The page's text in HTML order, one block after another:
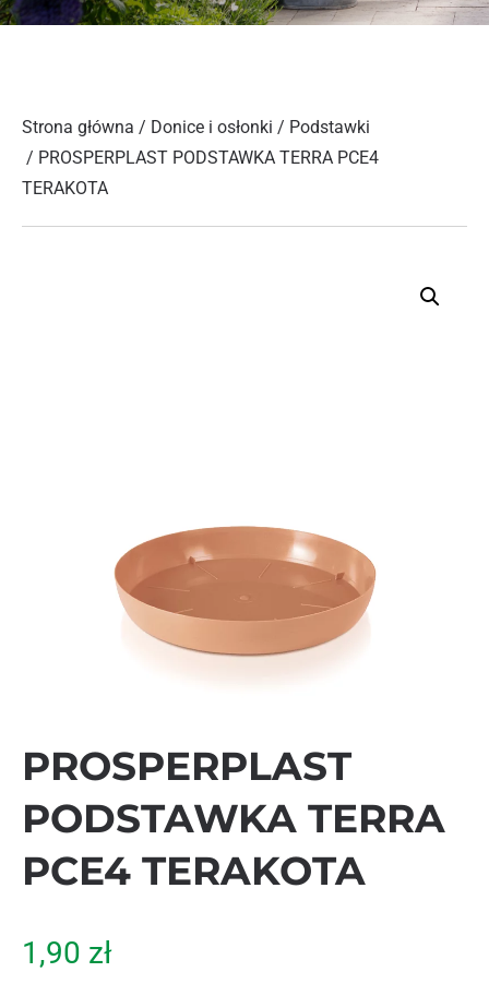
Strona główna / Donice i osłonki / Podstawki
/ PROSPERPLAST PODSTAWKA TERRA PCE4
TERAKOTA
PROSPERPLAST
PODSTAWKA TERRA
PCE4 TERAKOTA
1,90 zł